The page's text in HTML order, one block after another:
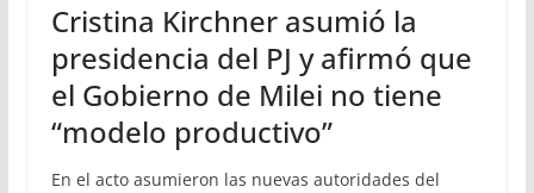
Cristina Kirchner asumió la
presidencia del PJ y afirmó que
el Gobierno de Milei no tiene
“modelo productivo”
En el acto asumieron las nuevas autoridades del